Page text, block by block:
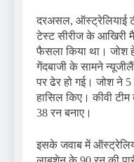
दरअसल, ऑस्ट्रेलियाई
टेस्ट सीरीज के आखिरी
फैसला किया था। जोश
गेंदबाजी के सामने
पर ढेर हो गई। जोश ने
हासिल किए। कीवी
38 रन बनाए।
इसके जवाब में